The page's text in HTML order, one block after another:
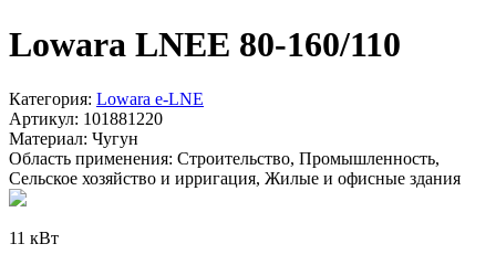
Lowara LNEE 80-160/110
Категория: Lowara e-LNE
Артикул: 101881220
Материал: Чугун
Область применения: Строительство, Промышленность,
Сельское хозяйство и ирригация, Жилые и офисные здания
11 кВт